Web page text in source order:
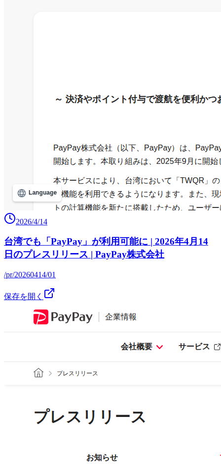
2026/4/14
台湾でも「PayPay」が利用可能に | 2026年4月14
日のプレスリリース | PayPay株式会社
/pr/20260414/01
保存を開く